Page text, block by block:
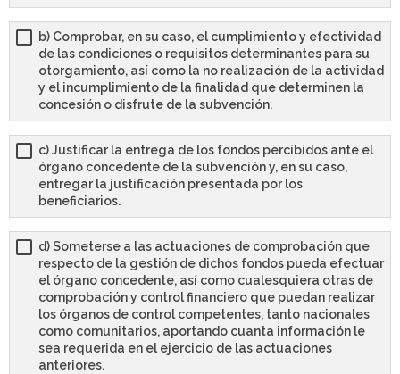
b) Comprobar, en su caso, el cumplimiento y efectividad
de las condiciones o requisitos determinantes para su
otorgamiento, así como la no realización de la actividad
y el incumplimiento de la finalidad que determinen la
concesión o disfrute de la subvención.
c) Justificar la entrega de los fondos percibidos ante el
órgano concedente de la subvención y, en su caso,
entregar la justificación presentada por los
beneficiarios.
d) Someterse a las actuaciones de comprobación que
respecto de la gestión de dichos fondos pueda efectuar
el órgano concedente, así como cualesquiera otras de
comprobación y control financiero que puedan realizar
los órganos de control competentes, tanto nacionales
como comunitarios, aportando cuanta información le
sea requerida en el ejercicio de las actuaciones
anteriores.